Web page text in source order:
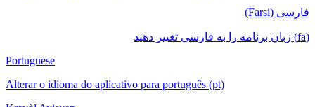
فارسی (Farsi)
(fa) زبان برنامه را به فارسی تغییر دهید
Portuguese
Alterar o idioma do aplicativo para português (pt)